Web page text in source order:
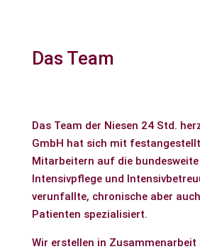
Das Team
Das Team der Niesen 24 Std.
GmbH hat sich mit
Mitarbeitern auf die
Intensivpflege und
verunfallte, chronische aber
Patienten spezialisiert.
Wir erstellen in Zusammenarbeit